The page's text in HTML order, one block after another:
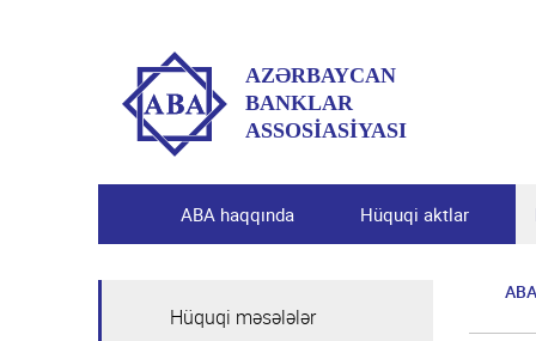
AZƏRBAYCAN
BANKLAR
ASSOSİASİYASI
ABA haqqında Hüquqi aktlar
Hüquqi məsələlər
ABA
ABA haqqında